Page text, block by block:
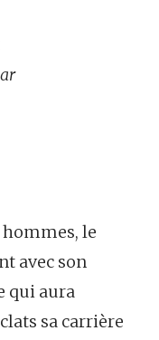
hommes, le
avec son
qui aura
sa carrière